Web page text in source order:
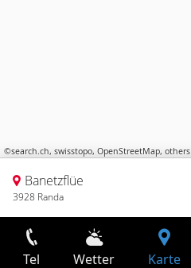
©search.ch, swisstopo, OpenStreetMap, others
Banetzflüe
3928 Randa
Tel Wetter Karte